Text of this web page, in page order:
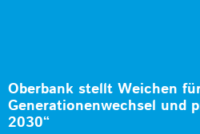
Oberbank stellt Weichen
Generationenwechsel und
2030“